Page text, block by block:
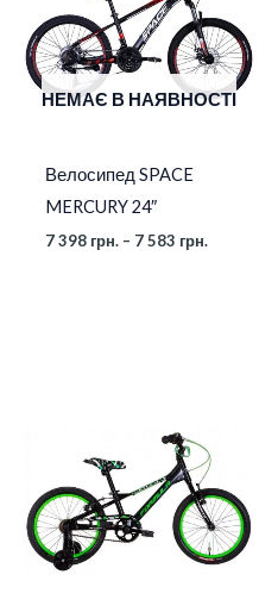
НЕМАЄ В НАЯВНОСТІ
Велосипед SPACE
MERCURY 24″
7 398 грн. – 7 583 грн.
до
7
583 грн.